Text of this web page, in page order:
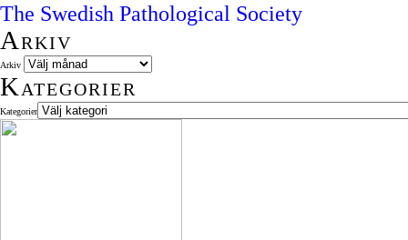
The Swedish Pathological Society
Arkiv
Arkiv
Kategorier
Kategorier